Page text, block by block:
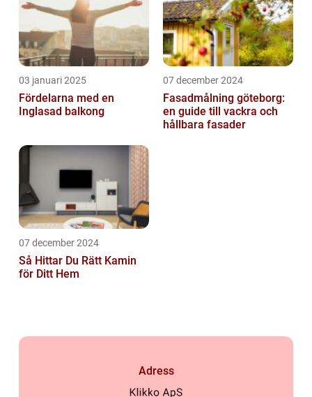
03 januari 2025
Fördelarna med en
Inglasad balkong
07 december 2024
Fasadmålning göteborg:
en guide till vackra och
hållbara fasader
07 december 2024
Så Hittar Du Rätt Kamin
för Ditt Hem
Adress